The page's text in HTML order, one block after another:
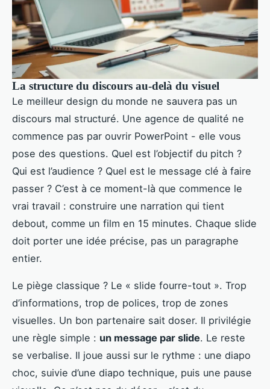
La structure du discours au-delà du visuel
Le meilleur design du monde ne sauvera pas un
discours mal structuré. Une agence de qualité ne
commence pas par ouvrir PowerPoint - elle vous
pose des questions. Quel est l’objectif du pitch ?
Qui est l’audience ? Quel est le message clé à faire
passer ? C’est à ce moment-là que commence le
vrai travail : construire une narration qui tient
debout, comme un film en 15 minutes. Chaque slide
doit porter une idée précise, pas un paragraphe
entier.
Le piège classique ? Le « slide fourre-tout ». Trop
d’informations, trop de polices, trop de zones
visuelles. Un bon partenaire sait doser. Il privilégie
une règle simple : un message par slide. Le reste
se verbalise. Il joue aussi sur le rythme : une diapo
choc, suivie d’une diapo technique, puis une pause